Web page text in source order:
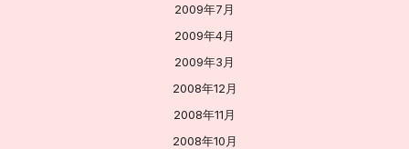
2009年7月
2009年4月
2009年3月
2008年12月
2008年11月
2008年10月